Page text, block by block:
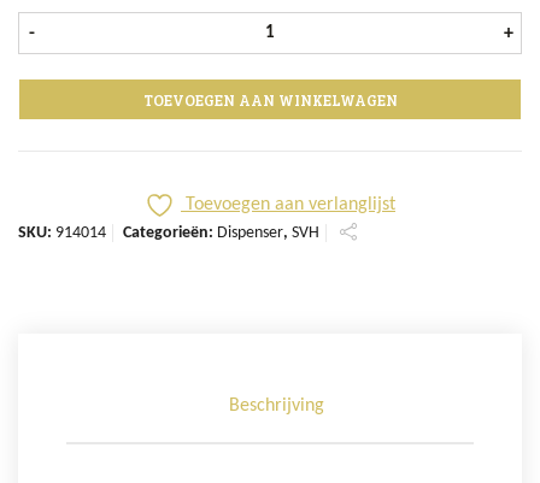
- Katrin Vouwhanddoek Dispenser
+
TOEVOEGEN AAN WINKELWAGEN
Toevoegen aan verlanglijst
SKU: 914014 Categorieën: Dispenser, SVH
Beschrijving